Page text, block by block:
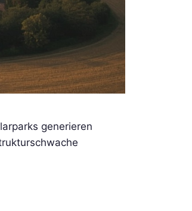
generieren